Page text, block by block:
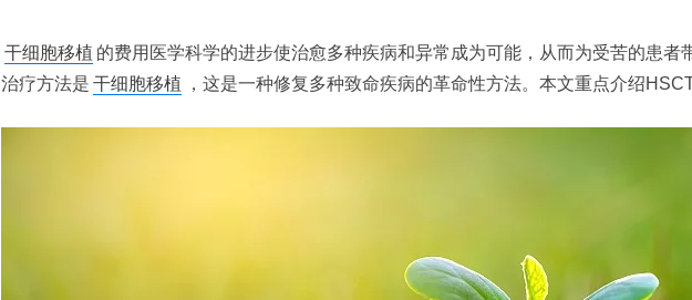
干细胞移植 的费用医学科学的进步使治愈多种疾病和异常成为可能，从而为受苦的患者
治疗方法是 干细胞移植 ，这是一种修复多种致命疾病的革命性方法。本文重点介绍